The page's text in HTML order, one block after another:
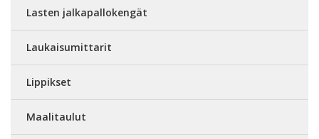
Lasten jalkapallokengät
Laukaisumittarit
Lippikset
Maalitaulut